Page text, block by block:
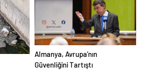
Almanya, Avrupa’nın
Güvenliğini Tartıştı